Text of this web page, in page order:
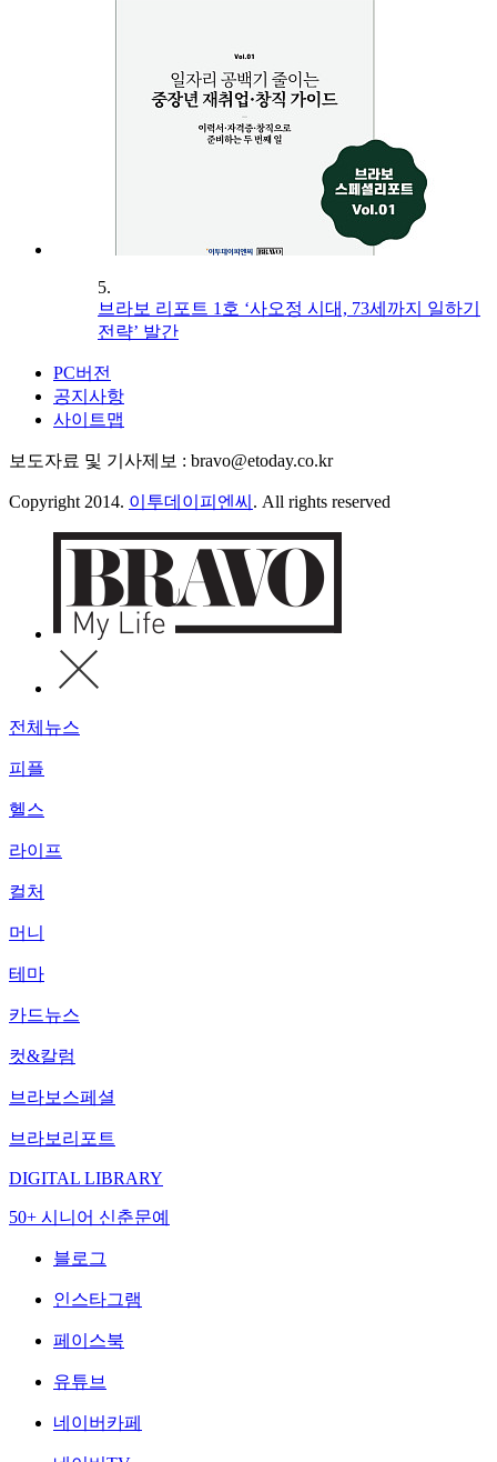
5.
브라보 리포트 1호 ‘사오정 시대, 73세까지 일하기
전략’ 발간
PC버전
공지사항
사이트맵
보도자료 및 기사제보 : bravo@etoday.co.kr
Copyright 2014. 이투데이피엔씨 . All rights reserved
전체뉴스
피플
헬스
라이프
컬처
머니
테마
카드뉴스
컷&칼럼
브라보스페셜
브라보리포트
DIGITAL LIBRARY
50+ 시니어 신춘문예
블로그
인스타그램
페이스북
유튜브
네이버카페